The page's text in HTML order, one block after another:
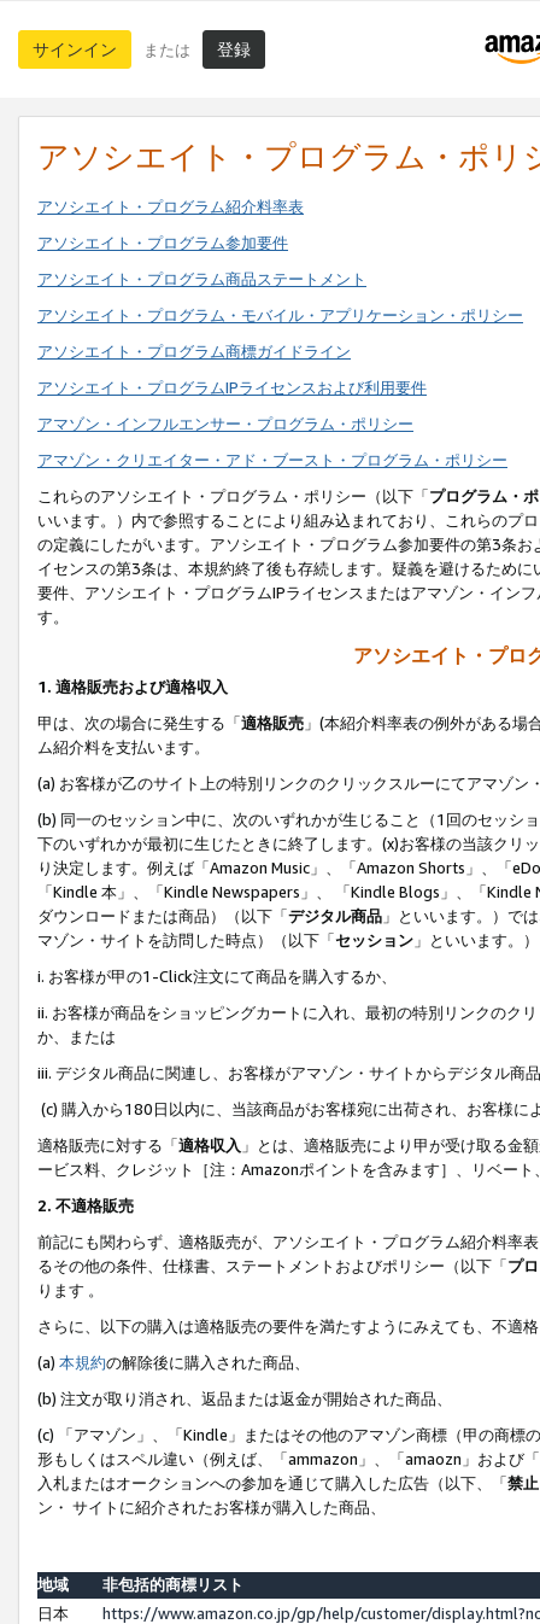
サインイン または 登録
アソシエイト・プログラム・ポリ
アソシエイト・プログラム紹介料率表
アソシエイト・プログラム参加要件
アソシエイト・プログラム商品ステートメント
アソシエイト・プログラム・モバイル・アプリケーション・ポリシー
アソシエイト・プログラム商標ガイドライン
アソシエイト・プログラムIPライセンスおよび利用要件
アマゾン・インフルエンサー・プログラム・ポリシー
アマゾン・クリエイター・アド・ブースト・プログラム・ポリシー
これらのアソシエイト・プログラム・ポリシー（以下「プログラム・
いいます。）内で参照することにより組み込まれており、これらのプ
の定義にしたがいます。アソシエイト・プログラム参加要件の第3条
イセンスの第3条は、本規約終了後も存続します。疑義を避けるため
要件、アソシエイト・プログラムIPライセンスまたはアマゾン・イン
す。
アソシエイト・プロ
1. 適格販売および適格収入
甲は、次の場合に発生する「適格販売 」(本紹介料率表の例外がある
ム紹介料を支払います。
(a) お客様が乙のサイト上の特別リンクのクリックスルーにてアマゾン
(b) 同一のセッション中に、次のいずれかが生じること（1回のセッシ
下のいずれかが最初に生じたときに終了します。(x)お客様の当該ク
り決定します。例えば「Amazon Music」、「Amazon Shorts」、「
「Kindle 本」、「Kindle Newspapers」、 「Kindle Blogs」、「
ダウンロードまたは商品）（以下「デジタル商品 」といいます。）で
マゾン・サイトを訪問した時点）（以下「セッション 」といいます。
i. お客様が甲の1-Click注文にて商品を購入するか、
ii. お客様が商品をショッピングカートに入れ、最初の特別リンクのク
か、または
iii. デジタル商品に関連し、お客様がアマゾン・サイトからデジタル
(c) 購入から180日以内に、当該商品がお客様宛に出荷され、お客様
適格販売に対する「適格収入 」とは、適格販売により甲が受け取る金
ービス料、クレジット［注：Amazonポイントを含みます］、リベー
2. 不適格販売
前記にも関わらず、適格販売が、アソシエイト・プログラム紹介料率
るその他の条件、仕様書、ステートメントおよびポリシー（以下「プ
ります 。
さらに、以下の購入は適格販売の要件を満たすようにみえても、不適
(a) 本規約の解除後に購入された商品、
(b) 注文が取り消され、返品または返金が開始された商品、
(c) 「アマゾン」、「Kindle」またはその他のアマゾン商標（甲の商
形もしくはスペル違い（例えば、「ammazon」、「amaozn」および
入札またはオークションへの参加を通じて購入した広告（以下、「禁
ン・ サイトに紹介されたお客様が購入した商品、
地域
非包括的商標リスト
日本
https://www.amazon.co.jp/gp/help/customer/